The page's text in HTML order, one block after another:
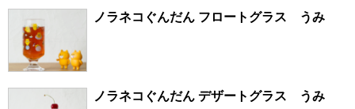
ノラネコぐんだん フロートグラス うみ
ノラネコぐんだん デザートグラス うみ